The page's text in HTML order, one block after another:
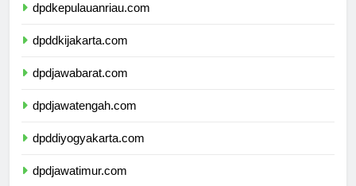
dpdkepulauanriau.com
dpddkijakarta.com
dpdjawabarat.com
dpdjawatengah.com
dpddiyogyakarta.com
dpdjawatimur.com